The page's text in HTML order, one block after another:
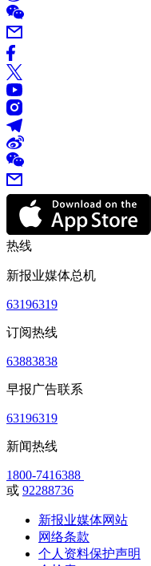
热线
新报业媒体总机
63196319
订阅热线
63883838
早报广告联系
63196319
新闻热线
1800-7416388
或 92288736
新报业媒体网站
网络条款
个人资料保护声明